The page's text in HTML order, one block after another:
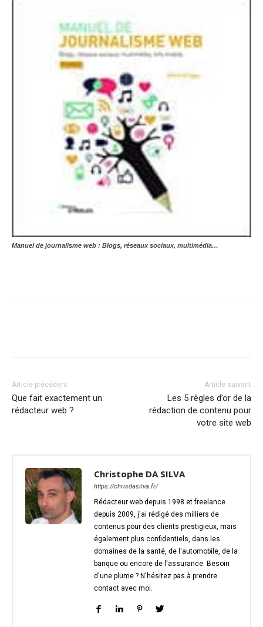
Manuel de journalisme web : Blogs, réseaux sociaux, multimédia…
Article précédent
Que fait exactement un
rédacteur web ?
Article suivant
Les 5 règles d’or de la
rédaction de contenu pour
votre site web
Christophe DA SILVA
https://chrisdasilva.fr/
Rédacteur web depuis 1998 et freelance
depuis 2009, j'ai rédigé des milliers de
contenus pour des clients prestigieux, mais
également plus confidentiels, dans les
domaines de la santé, de l'automobile, de la
banque ou encore de l'assurance. Besoin
d'une plume ? N'hésitez pas à prendre
contact avec moi.